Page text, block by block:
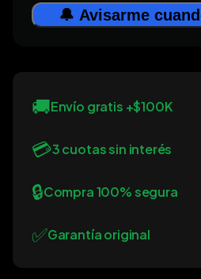
🔔 Avisarme
🚚Envío gratis +$100K
💳3 cuotas sin interés
🔒Compra 100% segura
✅Garantía original